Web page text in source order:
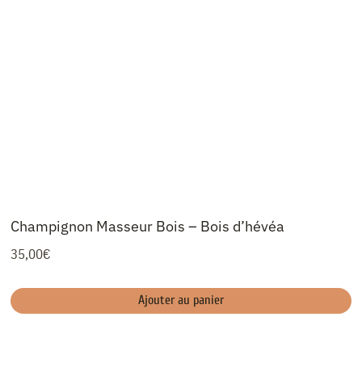
Champignon Masseur Bois – Bois d’hévéa
35,00€
Ajouter au panier